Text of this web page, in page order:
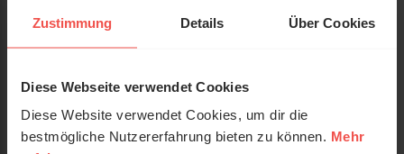
Zustimmung Details Über Cookies
Diese Webseite verwendet Cookies
Diese Website verwendet Cookies, um dir die
bestmögliche Nutzererfahrung bieten zu können. Mehr